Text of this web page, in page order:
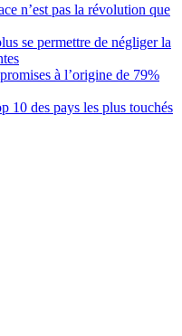
n’est pas la révolution que
se permettre de négliger la
à l’origine de 79%
10 des pays les plus touchés